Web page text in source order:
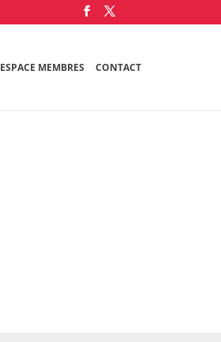
ESPACE MEMBRES CONTACT